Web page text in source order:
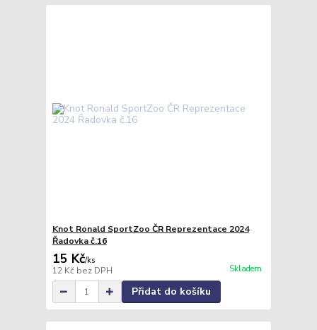
Knot Ronald SportZoo ČR Reprezentace 2024
Řadovka č.16
15 Kč/ks
12 Kč bez DPH Skladem
Přidat do košíku